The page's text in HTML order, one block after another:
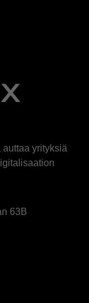
63B
yrityksiä